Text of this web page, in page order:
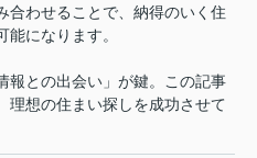
合わせることで、納得のいく住
能になります。
報との出会い」が鍵。この記事
理想の住まい探しを成功させて